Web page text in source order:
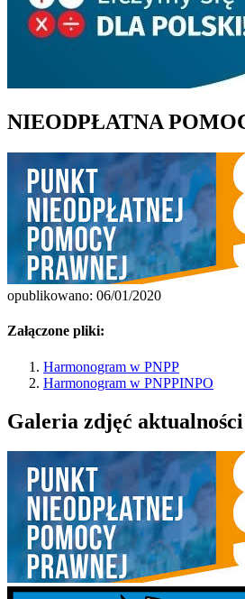
NIEODPŁATNA
opublikowano: 06/01/2020
Załączone pliki:
Harmonogram w PNPP
Harmonogram w PNPPINPO
Galeria zdjęć aktualności